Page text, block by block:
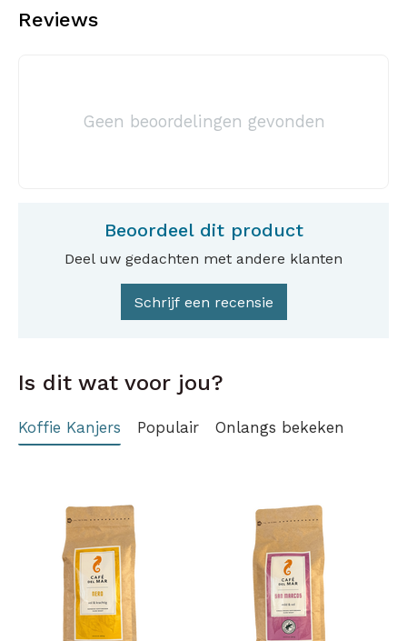
Reviews
Geen beoordelingen gevonden
Beoordeel dit product
Deel uw gedachten met andere klanten
Schrijf een recensie
Is dit wat voor jou?
Koffie Kanjers Populair Onlangs bekeken